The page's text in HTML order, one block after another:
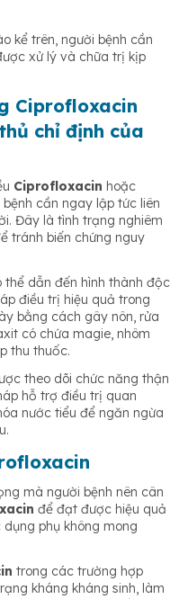
kể trên, người bệnh cần
xử lý và chữa trị kịp
Ciprofloxacin
chỉ định của
Ciprofloxacin hoặc
cần ngay lập tức liên
Đây là tình trạng nghiêm
tránh biến chứng nguy
thể dẫn đến hình thành độc
điều trị hiệu quả trong
bằng cách gây nôn, rửa
có chứa magie, nhôm
thu thuốc.
theo dõi chức năng thận
hỗ trợ điều trị quan
nước tiểu để ngăn ngừa
mà người bệnh nên cân
để đạt được hiệu quả
phụ không mong
trong các trường hợp
kháng kháng sinh, làm